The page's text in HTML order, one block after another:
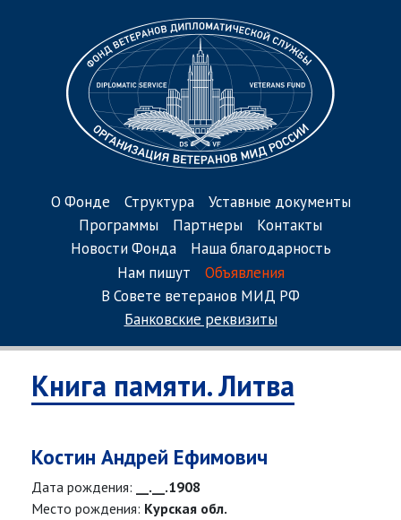
О Фонде Структура
Уставные документы
Программы
Партнеры
Контакты
Новости Фонда
Наша благодарность
Нам пишут
Объявления
В Совете ветеранов МИД РФ
Банковские реквизиты
Книга памяти. Литва
Костин Андрей Ефимович
Дата рождения:
__.__.1908
Место рождения: Курская обл.